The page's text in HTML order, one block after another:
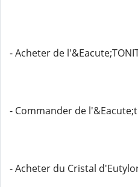
- Acheter de
- Commander de
- Acheter du Cristal